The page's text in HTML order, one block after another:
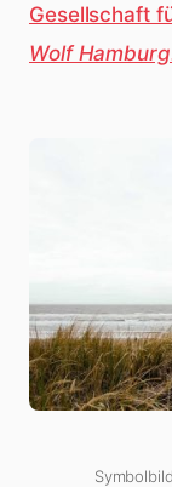
Gesellschaft
Wolf